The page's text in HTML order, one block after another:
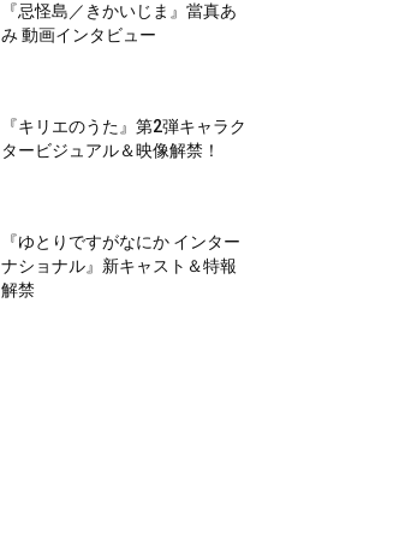
『忌怪島／きかいじま』當真あ
み 動画インタビュー
『キリエのうた』第2弾キャラク
タービジュアル＆映像解禁！
『ゆとりですがなにか インター
ナショナル』新キャスト＆特報
解禁